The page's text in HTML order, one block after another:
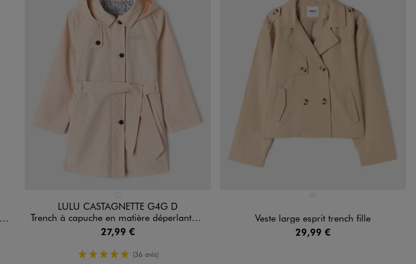
LULU CASTAGNETTE G4G D
Trench à capuche en matière déperlante fille - LuluCastagnette
27,99 €
5/5 de moyenne
(36 avis)
Veste large esprit trench fille
29,99 €